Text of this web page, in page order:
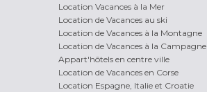
Location Vacances à la Mer
Location de Vacances au ski
Location de Vacances à la Montagne
Location de Vacances à la Campagne
Appart'hôtels en centre ville
Location de Vacances en Corse
Location Espagne, Italie et Croatie